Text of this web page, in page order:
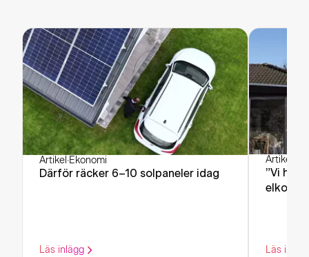
Artikel ·Ekonomi
Därför räcker 6–10 solpaneler idag
Läs inlägg
Artikel
”Vi har
Läs